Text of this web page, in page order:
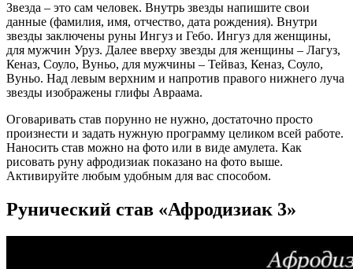
Звезда – это сам человек. Внутрь звезды напишите свои
данные (фамилия, имя, отчество, дата рождения). Внутри
звезды заключены руны Ингуз и Гебо. Ингуз для женщины,
для мужчин Уруз. Далее вверху звезды для женщины – Лагуз,
Кеназ, Соуло, Вуньо, для мужчины – Тейваз, Кеназ, Соуло,
Вуньо. Над левым верхним и напротив правого нижнего луча
звезды изображены глифы Авраама.
Оговаривать став порунно не нужно, достаточно просто
произнести и задать нужную программу целиком всей работе.
Наносить став можно на фото или в виде амулета. Как
рисовать руну афродизиак показано на фото выше.
Активируйте любым удобным для вас способом.
Рунический став «Афродизиак 3»